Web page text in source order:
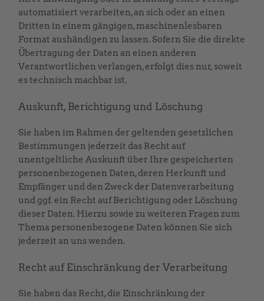
automatisiert verarbeiten, an sich oder an einen
Dritten in einem gängigen, maschinenlesbaren
Format aushändigen zu lassen. Sofern Sie die direkte
Übertragung der Daten an einen anderen
Verantwortlichen verlangen, erfolgt dies nur, soweit
es technisch machbar ist.
Auskunft, Berichtigung und Löschung
Sie haben im Rahmen der geltenden gesetzlichen
Bestimmungen jederzeit das Recht auf
unentgeltliche Auskunft über Ihre gespeicherten
personenbezogenen Daten, deren Herkunft und
Empfänger und den Zweck der Datenverarbeitung
und ggf. ein Recht auf Berichtigung oder Löschung
dieser Daten. Hierzu sowie zu weiteren Fragen zum
Thema personenbezogene Daten können Sie sich
jederzeit an uns wenden.
Recht auf Einschränkung der Verarbeitung
Sie haben das Recht, die Einschränkung der